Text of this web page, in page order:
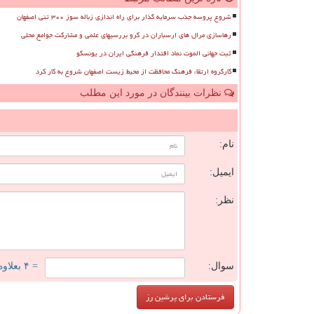
شروع پروسه جذب سرمایه گذار برای راه اندازی زباله سوز ۳۰۰ تنی اصفهان
رهاسازی مرال های ارسباران در گرو بررسیهای علمی و مشارکت جوامع محلی
ثبت جهانی الموت نماد اقتدار فرهنگی ایران در یونسکو
کارگروه ارتقاء فرهنگ محافظت از محیط زیست اصفهان شروع به کار کرد
نظرات بینندگان در مورد این مطلب
نام:
ایمیل:
نظر:
سوال: = ۴ بعلاوه ۳